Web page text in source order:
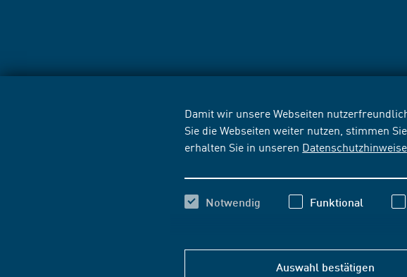
Damit wir unsere Webseiten
Sie die Webseiten weiter nutzen, stimmen
erhalten Sie in unseren
Notwendig Funktional
Auswahl bestätigen